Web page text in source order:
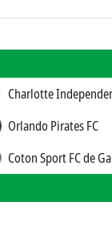
Charlotte
Orlando Pirates FC
Coton Sport FC de